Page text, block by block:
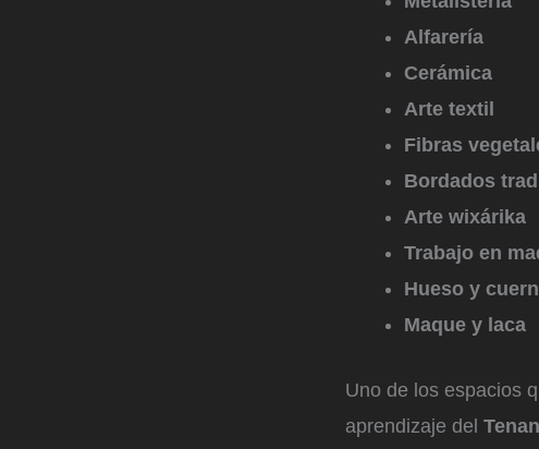
Alfarería
Cerámica
Arte textil
Fibras
Bordados
Arte wixárika
Trabajo en
Hueso y
Maque y laca
Uno de los espacios
aprendizaje del